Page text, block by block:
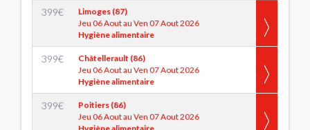
399€
Limoges (87)
Jeu 06 Aout au Ven 07 Aout 2026
Hygiène alimentaire
399€
Châtellerault (86)
Jeu 06 Aout au Ven 07 Aout 2026
Hygiène alimentaire
399€
Poitiers (86)
Jeu 06 Aout au Ven 07 Aout 2026